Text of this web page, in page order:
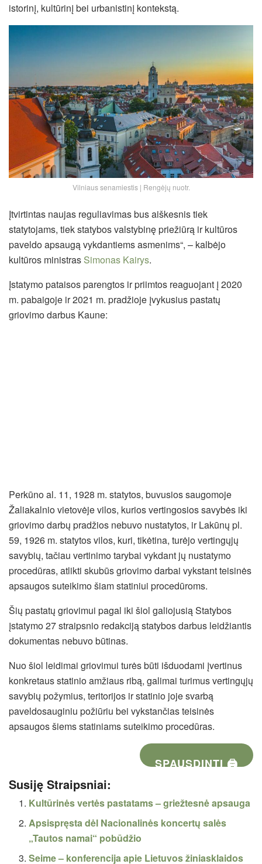
istorinį, kultūrinį bei urbanistinį kontekstą.
Vilniaus senamiestis | Rengėjų nuotr.
Įtvirtintas naujas reguliavimas bus aiškesnis tiek
statytojams, tiek statybos valstybinę priežiūrą ir kultūros
paveldo apsaugą vykdantiems asmenims“, – kalbėjo
kultūros ministras Simonas Kairys.
Įstatymo pataisos parengtos ir priimtos reaguojant į 2020
m. pabaigoje ir 2021 m. pradžioje įvykusius pastatų
griovimo darbus Kaune:
Perkūno al. 11, 1928 m. statytos, buvusios saugomoje
Žaliakalnio vietovėje vilos, kurios vertingosios savybės iki
griovimo darbų pradžios nebuvo nustatytos, ir Lakūnų pl.
59, 1926 m. statytos vilos, kuri, tikėtina, turėjo vertingųjų
savybių, tačiau vertinimo tarybai vykdant jų nustatymo
procedūras, atlikti skubūs griovimo darbai vykstant teisinės
apsaugos suteikimo šiam statiniui procedūroms.
Šių pastatų griovimui pagal iki šiol galiojusią Statybos
įstatymo 27 straipsnio redakciją statybos darbus leidžiantis
dokumentas nebuvo būtinas.
Nuo šiol leidimai griovimui turės būti išduodami įvertinus
konkretaus statinio amžiaus ribą, galimai turimus vertingųjų
savybių požymius, teritorijos ir statinio joje svarbą
paveldosauginiu požiūriu bei vykstančias teisinės
apsaugos šiems statiniams suteikimo procedūras.
SPAUSDINTI 🖨
Susiję Straipsniai:
Kultūrinės vertės pastatams – griežtesnė apsauga
Apsispręsta dėl Nacionalinės koncertų salės
„Tautos namai“ pobūdžio
Seime – konferencija apie Lietuvos žiniasklaidos